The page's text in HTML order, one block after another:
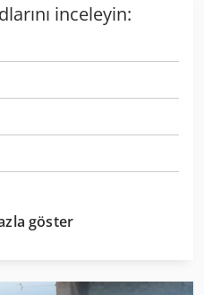
inceleyin:
göster